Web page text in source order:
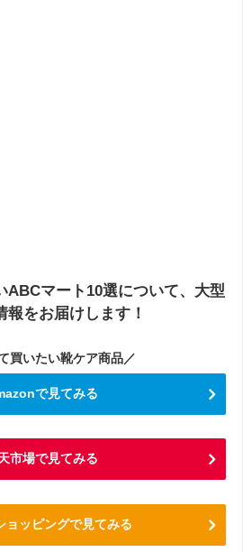
ABCマート10選について、大型
をお届けします！
買いたい靴ケア商品／
で見てみる
市場で見てみる
ョッピングで見てみる